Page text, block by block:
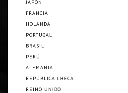
JAPÓN
FRANCIA
HOLANDA
PORTUGAL
BRASIL
PERÚ
ALEMANIA
REPÚBLICA CHECA
REINO UNIDO